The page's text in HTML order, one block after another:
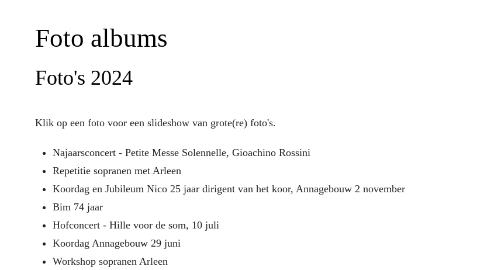
Foto albums
Foto's 2024
Klik op een foto voor een slideshow van grote(re) foto's.
Najaarsconcert - Petite Messe Solennelle, Gioachino Rossini
Repetitie sopranen met Arleen
Koordag en Jubileum Nico 25 jaar dirigent van het koor, Annagebouw 2 november
Bim 74 jaar
Hofconcert - Hille voor de som, 10 juli
Koordag Annagebouw 29 juni
Workshop sopranen Arleen